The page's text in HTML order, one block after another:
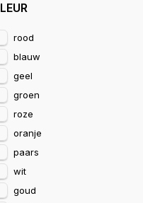
rood
blauw
geel
groen
roze
oranje
paars
wit
goud